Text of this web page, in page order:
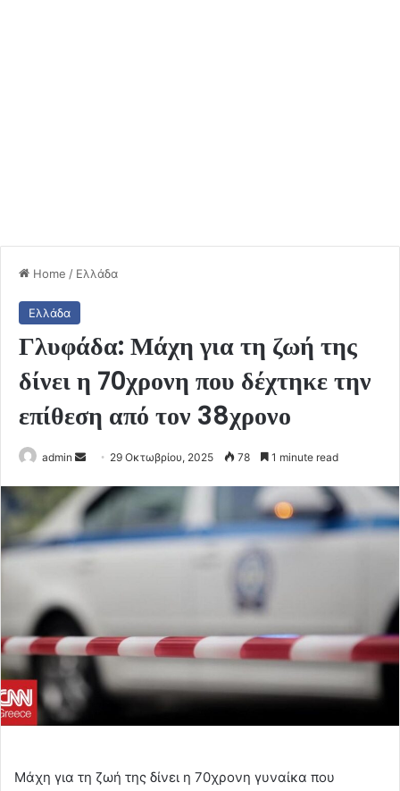
Home / Ελλάδα
Ελλάδα
Γλυφάδα: Μάχη για τη ζωή της
δίνει η 70χρονη που δέχτηκε την
επίθεση από τον 38χρονο
admin
Send
email
29 Οκτωβρίου, 2025 78 1 minute read
Μάχη για τη ζωή της δίνει η 70χρονη γυναίκα που